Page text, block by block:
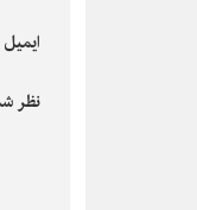
ایمیل
نظر